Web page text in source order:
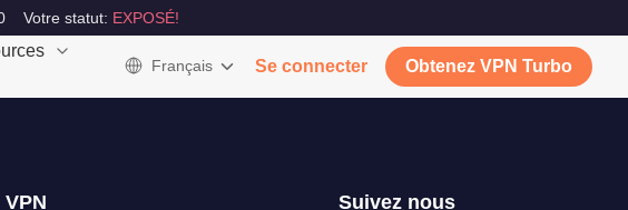
Votre statut: EXPOSÉ!
Français Se connecter Obtenez VPN Turbo
Suivez nous